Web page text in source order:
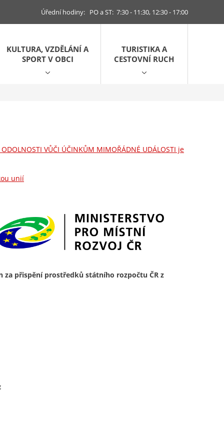
Úřední hodiny: PO a ST: 7:30 - 11:30, 12:30 - 17:00
KULTURA, VZDĚLÁNÍ A
SPORT V OBCI
TURISTIKA A
CESTOVNÍ RUCH
VŮČI ÚČINKŮM MIMOŘÁDNÉ UDÁLOSTI je
unií
za přispění prostředků státního rozpočtu ČR z